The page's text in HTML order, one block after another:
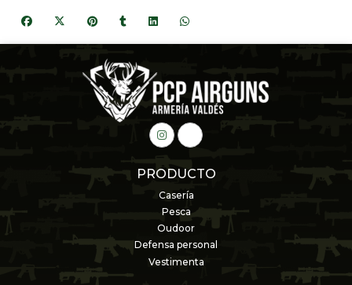
PRODUCTO
Casería
Pesca
Oudoor
Defensa personal
Vestimenta